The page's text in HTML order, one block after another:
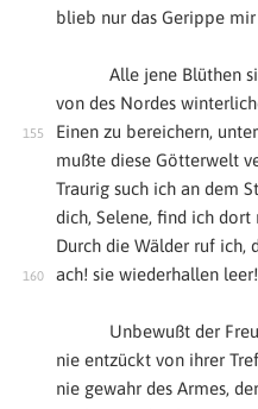
blieb nur das Gerippe mir
Alle jene Blüthen
von des Nordes
Einen zu bereichern,
mußte diese Götterwelt
Traurig such ich an dem
dich, Selene, find ich dort
Durch die Wälder ruf ich,
ach! sie wiederhallen leer!
Unbewußt der
nie entzückt von ihrer
nie gewahr des Armes,